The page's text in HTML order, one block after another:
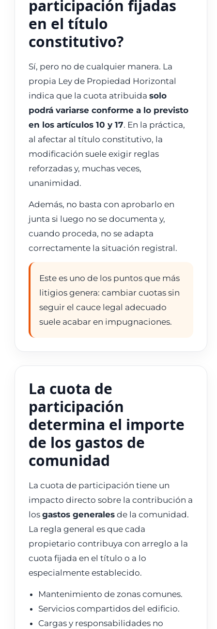
participación fijadas
en el título
constitutivo?
Sí, pero no de cualquier manera. La
propia Ley de Propiedad Horizontal
indica que la cuota atribuida solo
podrá variarse conforme a lo previsto
en los artículos 10 y 17. En la práctica,
al afectar al título constitutivo, la
modificación suele exigir reglas
reforzadas y, muchas veces,
unanimidad.
Además, no basta con aprobarlo en
junta si luego no se documenta y,
cuando proceda, no se adapta
correctamente la situación registral.
Este es uno de los puntos que más
litigios genera: cambiar cuotas sin
seguir el cauce legal adecuado
suele acabar en impugnaciones.
La cuota de
participación
determina el importe
de los gastos de
comunidad
La cuota de participación tiene un
impacto directo sobre la contribución a
los gastos generales de la comunidad.
La regla general es que cada
propietario contribuya con arreglo a la
cuota fijada en el título o a lo
especialmente establecido.
Mantenimiento de zonas comunes.
Servicios compartidos del edificio.
Cargas y responsabilidades no